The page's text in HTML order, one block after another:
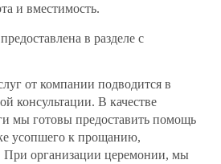
и вместимость.
в разделе с
от компании подводится в
консультации. В качестве
мы готовы предоставить помощь
усопшего к прощанию,
При организации церемонии, мы